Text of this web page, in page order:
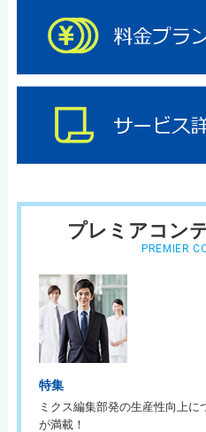
プレミアコン
PREMIER
特集
ミクス編集部発の生産性向上
が満載！